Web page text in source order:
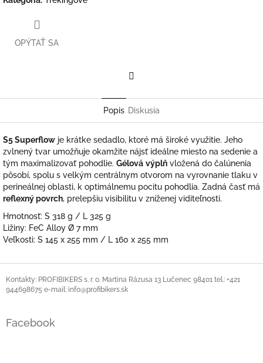
OPÝTAŤ SA
Popis Diskusia
S5 Superflow je krátke sedadlo, ktoré má široké využitie. Jeho
zvlnený tvar umožňuje okamžite nájsť ideálne miesto na sedenie a
tým maximalizovať pohodlie. Gélová výplň vložená do čalúnenia
pôsobí, spolu s velkým centrálnym otvorom na vyrovnanie tlaku v
perineálnej oblasti, k optimálnemu pocitu pohodlia. Zadná časť má
reflexný povrch, prelepšiu visibilitu v zníženej viditeľnosti.
Hmotnosť: S 318 g / L 325 g
Ližiny: FeC Alloy Ø 7 mm
Veľkosti: S 145 x 255 mm / L 160 x 255 mm
p
Kontakty: PROFIBIKERS s. r. o. Martina Rázusa 13 Lučenec 98401 tel.: +421
944698675 e-mail: info@profibikers.sk
Facebook